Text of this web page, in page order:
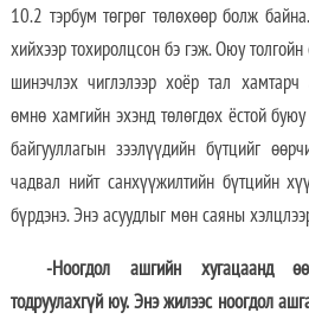
10.2 тэрбум төгрөг төлөхөөр болж
хийхээр тохиролцсон бэ гэж. Оюу
шинэчлэх чиглэлээр хоёр тал
өмнө хамгийн эхэнд төлөгдөх ёстой
байгууллагын зээлүүдийн бүтцийг
чадвал нийт санхүүжилтийн бүтцийн
бүрдэнэ. Энэ асуудлыг мөн саяны
-Ноогдол ашгийн хугацаанд
тодруулахгүй юу. Энэ жилээс ноогдол